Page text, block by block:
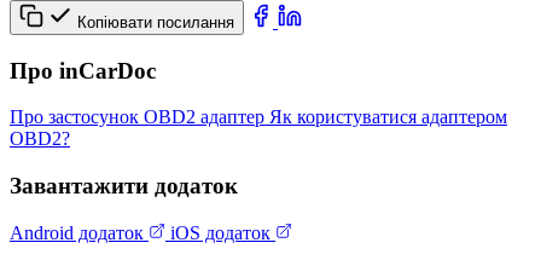
Копіювати посилання
Про inCarDoc
Про застосунок OBD2 адаптер Як користуватися адаптером
OBD2?
Завантажити додаток
Android додаток iOS додаток